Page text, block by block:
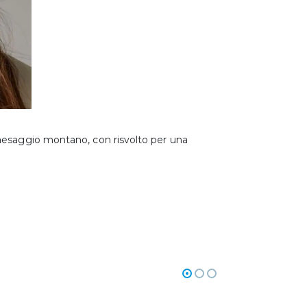
montano, con risvolto per una